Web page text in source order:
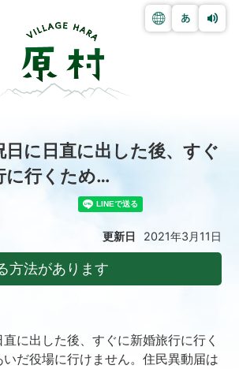
日に日直に出した後、すぐ
に行くため…
更新日 2021年3月11日
方法があります
に出した後、すぐに新婚旅行に行く
だ役場に行けません。住民異動届は